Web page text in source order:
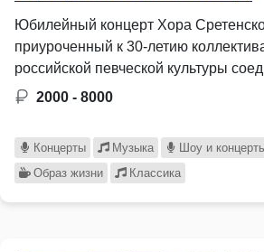
Юбилейный концерт Хора
приуроченный к 30-летию
российской певческой культуры
2000 - 8000
Концерты Музыка Шоу и
Образ жизни
Классика